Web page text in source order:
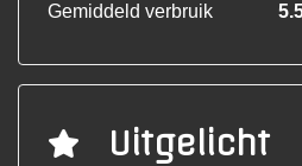
Gemiddeld verbruik
Uitgelicht